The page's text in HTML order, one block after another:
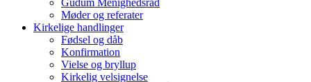
Gudum Menighedsråd
Møder og referater
Kirkelige handlinger
Fødsel og dåb
Konfirmation
Vielse og bryllup
Kirkelig velsignelse